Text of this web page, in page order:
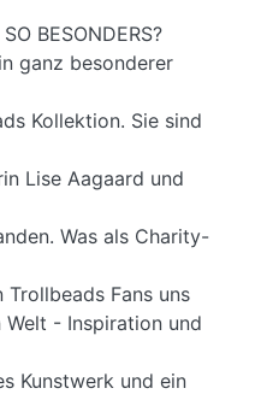
BESONDERS?
ganz besonderer
Kollektion. Sie sind
Lise Aagaard und
Was als Charity-
Fans uns
- Inspiration und
Kunstwerk und ein